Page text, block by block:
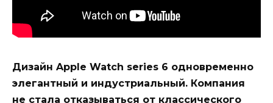
Дизайн Apple Watch series 6 одновременно
элегантный и индустриальный. Компания
не стала отказываться от классического